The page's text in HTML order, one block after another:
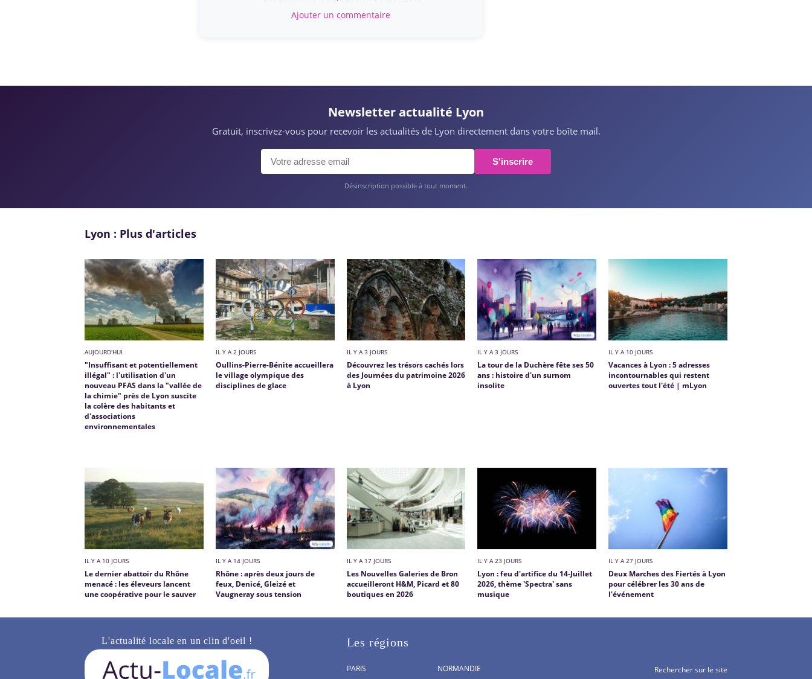
Ajouter un commentaire
Newsletter actualité Lyon
Gratuit, inscrivez-vous pour recevoir les actualités de Lyon directement dans votre boîte mail.
S'inscrire
Désinscription possible à tout moment.
Lyon : Plus d'articles
AUJOURD'HUI
"Insuffisant et potentiellement
illégal" : l'utilisation d'un
nouveau PFAS dans la "vallée de
la chimie" près de Lyon suscite
la colère des habitants et
d'associations
environnementales
IL Y A 2 JOURS
Oullins-Pierre-Bénite accueillera
le village olympique des
disciplines de glace
IL Y A 3 JOURS
Découvrez les trésors cachés lors
des Journées du patrimoine 2026
à Lyon
IL Y A 3 JOURS
La tour de la Duchère fête ses 50
ans : histoire d'un surnom
insolite
IL Y A 10 JOURS
Vacances à Lyon : 5 adresses
incontournables qui restent
ouvertes tout l'été | mLyon
IL Y A 10 JOURS
Le dernier abattoir du Rhône
menacé : les éleveurs lancent
une coopérative pour le sauver
IL Y A 14 JOURS
Rhône : après deux jours de
feux, Denicé, Gleizé et
Vaugneray sous tension
IL Y A 17 JOURS
Les Nouvelles Galeries de Bron
accueilleront H&M, Picard et 80
boutiques en 2026
IL Y A 23 JOURS
Lyon : feu d'artifice du 14-Juillet
2026, thème 'Spectra' sans
musique
IL Y A 27 JOURS
Deux Marches des Fiertés à Lyon
pour célébrer les 30 ans de
l'événement
L'actualité locale en un clin d'oeil ! Les régions
PARIS NORMANDIE Rechercher sur le site